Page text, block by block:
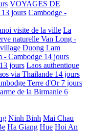
VOYAGES DE
jours Cambodge -
visite de la ville La
naturelle Van Long -
Duong Lam
- Cambodge 14 jours
jours Laos authentique
via Thailande 14 jours
Terre d'Or 7 jours
de la Birmanie 6
Ninh Binh Mai Chau
Ha Giang Hue Hoi An